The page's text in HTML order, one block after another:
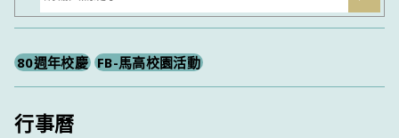
尋
80週年校慶 FB-馬高校園活動
行事曆